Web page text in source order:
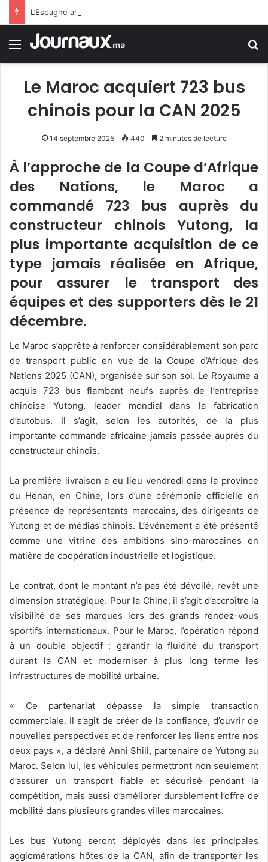
Menu
Le Maroc acquiert 723 bus
chinois pour la CAN 2025
14 septembre 2025 440 2 minutes de lecture
À l’approche de la Coupe d’Afrique
des Nations, le Maroc a
commandé 723 bus auprès du
constructeur chinois Yutong, la
plus importante acquisition de ce
type jamais réalisée en Afrique,
pour assurer le transport des
équipes et des supporters dès le 21
décembre.
Le Maroc s’apprête à renforcer considérablement son parc
de transport public en vue de la Coupe d’Afrique des
Nations 2025 (CAN), organisée sur son sol. Le Royaume a
acquis 723 bus flambant neufs auprès de l’entreprise
chinoise Yutong, leader mondial dans la fabrication
d’autobus. Il s’agit, selon les autorités, de la plus
importante commande africaine jamais passée auprès du
constructeur chinois.
La première livraison a eu lieu vendredi dans la province
du Henan, en Chine, lors d’une cérémonie officielle en
présence de représentants marocains, des dirigeants de
Yutong et de médias chinois. L’événement a été présenté
comme une vitrine des ambitions sino-marocaines en
matière de coopération industrielle et logistique.
Le contrat, dont le montant n’a pas été dévoilé, revêt une
dimension stratégique. Pour la Chine, il s’agit d’accroître la
visibilité de ses marques lors des grands rendez-vous
sportifs internationaux. Pour le Maroc, l’opération répond
à un double objectif : garantir la fluidité du transport
durant la CAN et moderniser à plus long terme les
infrastructures de mobilité urbaine.
« Ce partenariat dépasse la simple transaction
commerciale. Il s’agit de créer de la confiance, d’ouvrir de
nouvelles perspectives et de renforcer les liens entre nos
deux pays », a déclaré Anni Shili, partenaire de Yutong au
Maroc. Selon lui, les véhicules permettront non seulement
d’assurer un transport fiable et sécurisé pendant la
compétition, mais aussi d’améliorer durablement l’offre de
mobilité dans plusieurs grandes villes marocaines.
Les bus Yutong seront déployés dans les principales
agglomérations hôtes de la CAN, afin de transporter les